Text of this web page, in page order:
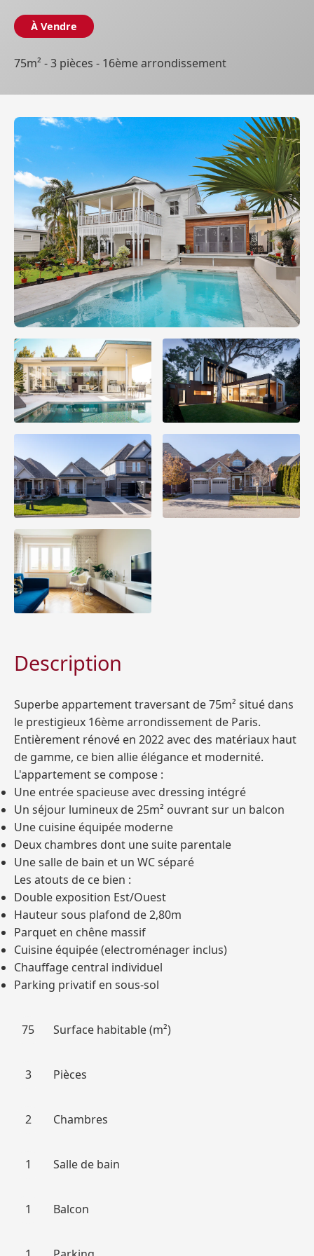
À Vendre
75m² - 3 pièces - 16ème arrondissement
Description
Superbe appartement traversant de 75m² situé dans
le prestigieux 16ème arrondissement de Paris.
Entièrement rénové en 2022 avec des matériaux haut
de gamme, ce bien allie élégance et modernité.
L'appartement se compose :
Une entrée spacieuse avec dressing intégré
Un séjour lumineux de 25m² ouvrant sur un balcon
Une cuisine équipée moderne
Deux chambres dont une suite parentale
Une salle de bain et un WC séparé
Les atouts de ce bien :
Double exposition Est/Ouest
Hauteur sous plafond de 2,80m
Parquet en chêne massif
Cuisine équipée (electroménager inclus)
Chauffage central individuel
Parking privatif en sous-sol
75 Surface habitable (m²)
3 Pièces
2 Chambres
1 Salle de bain
1 Balcon